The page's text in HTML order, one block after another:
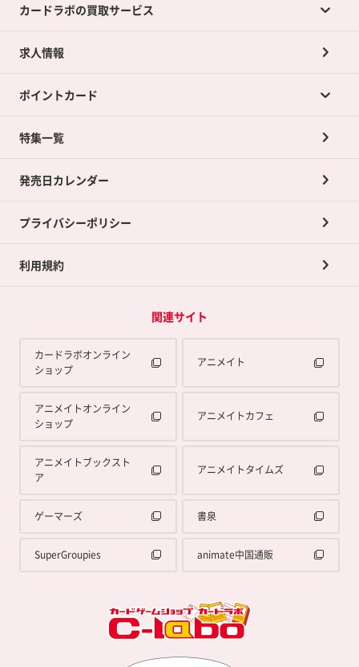
カードラボの買取サービス
カードラボの買取サービスTOP
店舗買取について
ネット買取について
買取承諾書について
求人情報
ポイントカード
ポイントカードTOP
ポイント交換景品
特集一覧
発売日カレンダー
プライバシーポリシー
利用規約
関連サイト
カードラボオンライン
ショップ
アニメイト
アニメイトオンライン
ショップ
アニメイトカフェ
アニメイトブックスト
ア
アニメイトタイムズ
ゲーマーズ 書泉
SuperGroupies animate中国通販